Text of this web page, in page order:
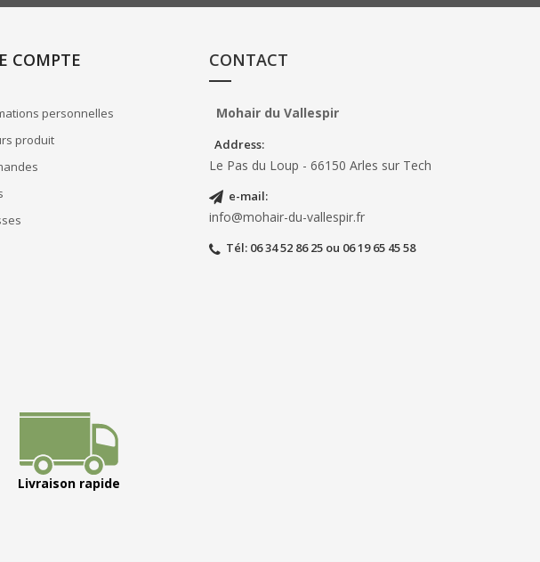
COMPTE
personnelles
produit
CONTACT
Mohair du Vallespir
Address:
Le Pas du Loup - 66150 Arles sur Tech
e-mail:
info@mohair-du-vallespir.fr
Tél: 06 34 52 86 25 ou 06 19 65 45 58
Livraison rapide